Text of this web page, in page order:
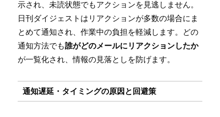
示され、未読状態でもアクションを見逃しません。
日刊ダイジェストはリアクションが多数の場合にま
とめて通知され、作業中の負担を軽減します。どの
通知方法でも誰がどのメールにリアクションしたか
が一覧化され、情報の見落としを防げます。
通知遅延・タイミングの原因と回避策